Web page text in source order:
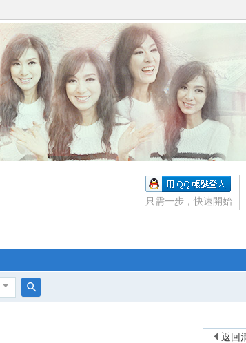
只需一步，快速開始
返回